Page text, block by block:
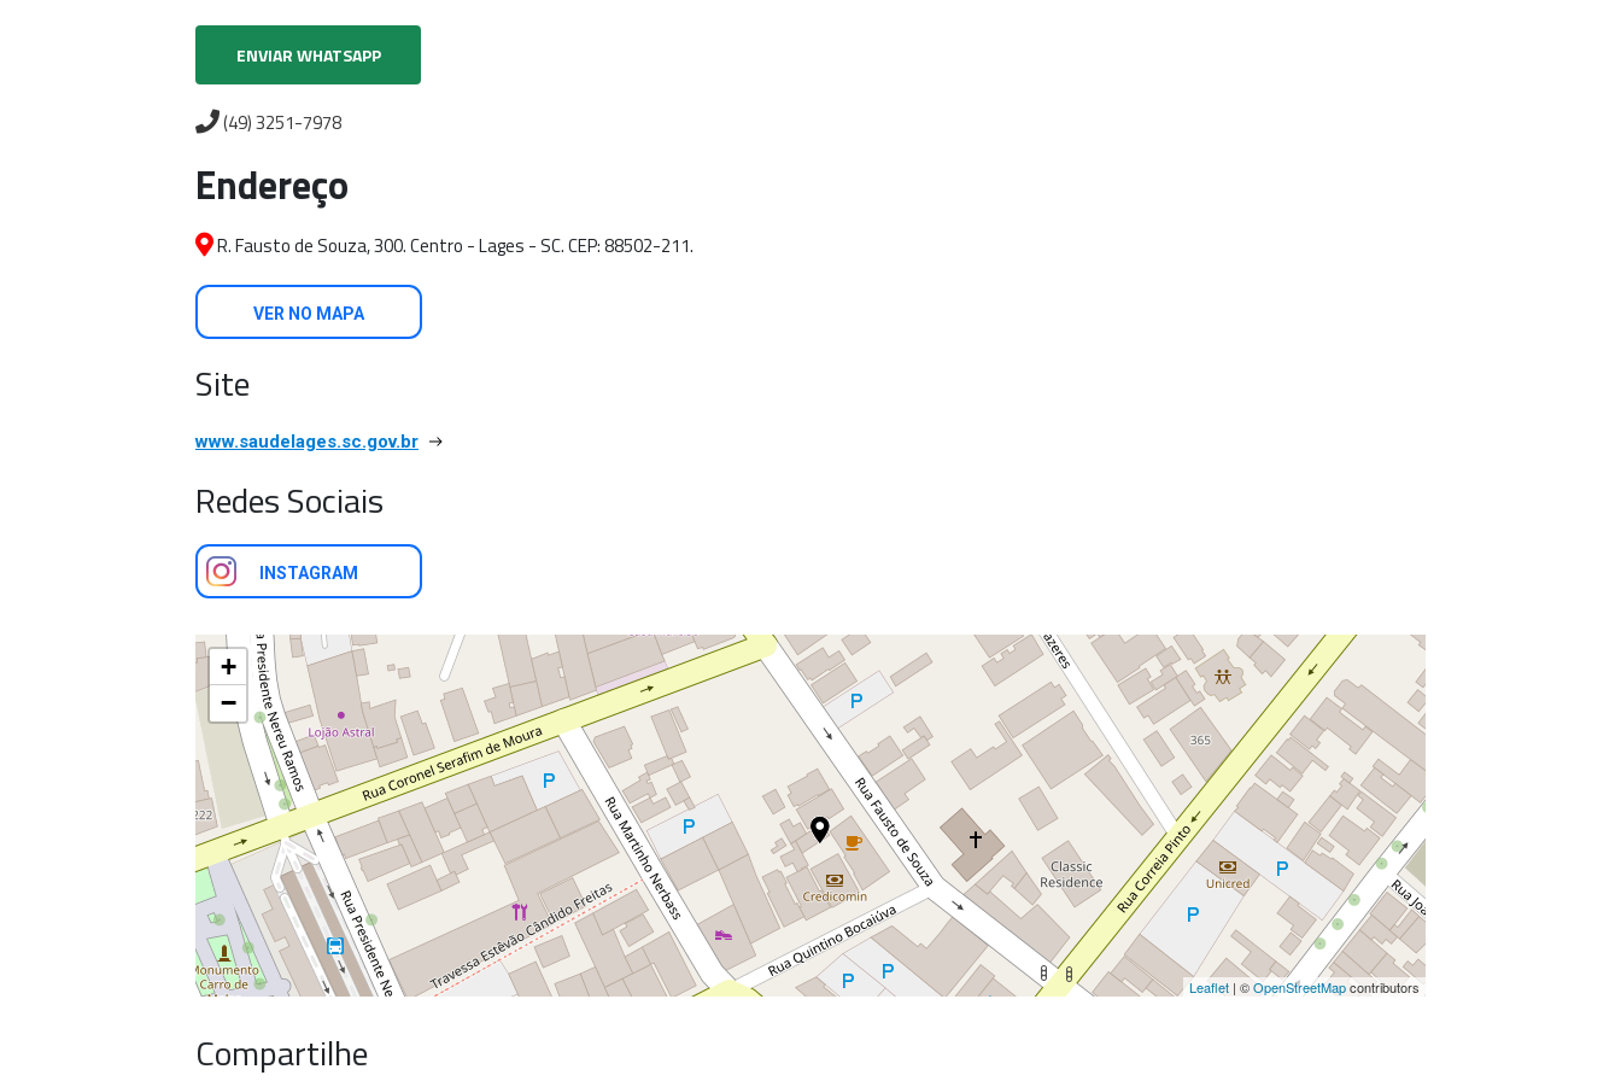
ENVIAR WHATSAPP
(49) 3251-7978
Endereço
R. Fausto de Souza, 300. Centro - Lages - SC. CEP: 88502-211.
VER NO MAPA
Site
www.saudelages.sc.gov.br
Redes Sociais
INSTAGRAM
+
−
Leaflet | ©OpenStreetMapcontributors
Compartilhe